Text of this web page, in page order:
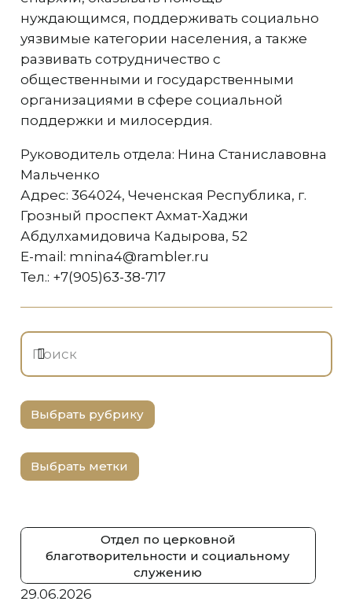
нуждающимся, поддерживать социально
уязвимые категории населения, а также
развивать сотрудничество с
общественными и государственными
организациями в сфере социальной
поддержки и милосердия.
Руководитель отдела: Нина Станиславовна
Мальченко
Адрес: 364024, Чеченская Республика, г.
Грозный проспект Ахмат-Хаджи
Абдулхамидовича Кадырова, 52
E-mail: mnina4@rambler.ru
Тел.: +7(905)63-38-717
Отдел по церковной
благотворительности и социальному
служению
29.06.2026
Выбрать рубрику
Выбрать метки